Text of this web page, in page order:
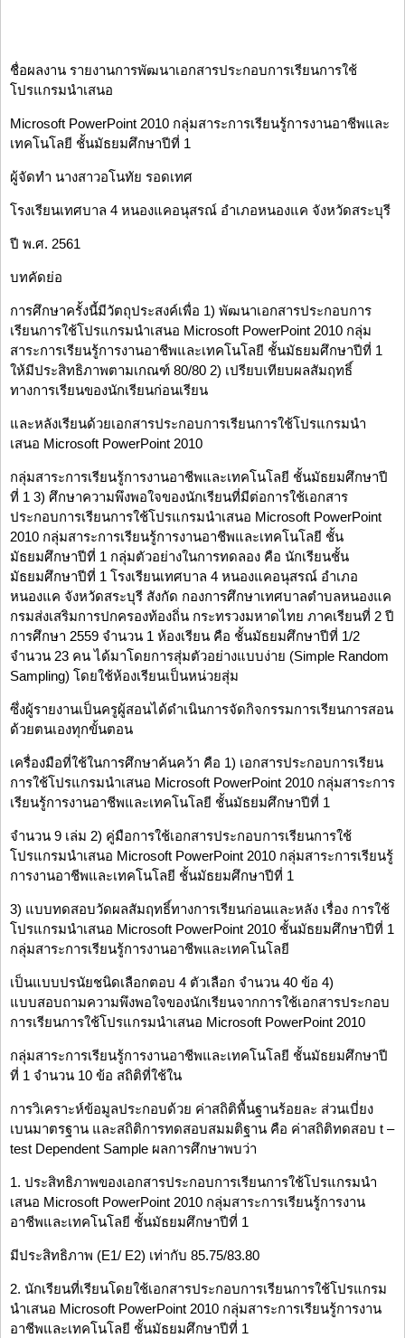
ชื่อผลงาน รายงานการพัฒนาเอกสารประกอบการเรียนการใช้
โปรแกรมนำเสนอ
Microsoft PowerPoint 2010 กลุ่มสาระการเรียนรู้การงานอาชีพและ
เทคโนโลยี ชั้นมัธยมศึกษาปีที่ 1
ผู้จัดทำ นางสาวอโนทัย รอดเทศ
โรงเรียนเทศบาล 4 หนองแคอนุสรณ์ อำเภอหนองแค จังหวัดสระบุรี
ปี พ.ศ. 2561
บทคัดย่อ
การศึกษาครั้งนี้มีวัตถุประสงค์เพื่อ 1) พัฒนาเอกสารประกอบการ
เรียนการใช้โปรแกรมนำเสนอ Microsoft PowerPoint 2010 กลุ่ม
สาระการเรียนรู้การงานอาชีพและเทคโนโลยี ชั้นมัธยมศึกษาปีที่ 1
ให้มีประสิทธิภาพตามเกณฑ์ 80/80 2) เปรียบเทียบผลสัมฤทธิ์
ทางการเรียนของนักเรียนก่อนเรียน
และหลังเรียนด้วยเอกสารประกอบการเรียนการใช้โปรแกรมนำ
เสนอ Microsoft PowerPoint 2010
กลุ่มสาระการเรียนรู้การงานอาชีพและเทคโนโลยี ชั้นมัธยมศึกษาปี
ที่ 1 3) ศึกษาความพึงพอใจของนักเรียนที่มีต่อการใช้เอกสาร
ประกอบการเรียนการใช้โปรแกรมนำเสนอ Microsoft PowerPoint
2010 กลุ่มสาระการเรียนรู้การงานอาชีพและเทคโนโลยี ชั้น
มัธยมศึกษาปีที่ 1 กลุ่มตัวอย่างในการทดลอง คือ นักเรียนชั้น
มัธยมศึกษาปีที่ 1 โรงเรียนเทศบาล 4 หนองแคอนุสรณ์ อำเภอ
หนองแค จังหวัดสระบุรี สังกัด กองการศึกษาเทศบาลตำบลหนองแค
กรมส่งเสริมการปกครองท้องถิ่น กระทรวงมหาดไทย ภาคเรียนที่ 2 ปี
การศึกษา 2559 จำนวน 1 ห้องเรียน คือ ชั้นมัธยมศึกษาปีที่ 1/2
จำนวน 23 คน ได้มาโดยการสุ่มตัวอย่างแบบง่าย (Simple Random
Sampling) โดยใช้ห้องเรียนเป็นหน่วยสุ่ม
ซึ่งผู้รายงานเป็นครูผู้สอนได้ดำเนินการจัดกิจกรรมการเรียนการสอน
ด้วยตนเองทุกขั้นตอน
เครื่องมือที่ใช้ในการศึกษาค้นคว้า คือ 1) เอกสารประกอบการเรียน
การใช้โปรแกรมนำเสนอ Microsoft PowerPoint 2010 กลุ่มสาระการ
เรียนรู้การงานอาชีพและเทคโนโลยี ชั้นมัธยมศึกษาปีที่ 1
จำนวน 9 เล่ม 2) คู่มือการใช้เอกสารประกอบการเรียนการใช้
โปรแกรมนำเสนอ Microsoft PowerPoint 2010 กลุ่มสาระการเรียนรู้
การงานอาชีพและเทคโนโลยี ชั้นมัธยมศึกษาปีที่ 1
3) แบบทดสอบวัดผลสัมฤทธิ์ทางการเรียนก่อนและหลัง เรื่อง การใช้
โปรแกรมนำเสนอ Microsoft PowerPoint 2010 ชั้นมัธยมศึกษาปีที่ 1
กลุ่มสาระการเรียนรู้การงานอาชีพและเทคโนโลยี
เป็นแบบปรนัยชนิดเลือกตอบ 4 ตัวเลือก จำนวน 40 ข้อ 4)
แบบสอบถามความพึงพอใจของนักเรียนจากการใช้เอกสารประกอบ
การเรียนการใช้โปรแกรมนำเสนอ Microsoft PowerPoint 2010
กลุ่มสาระการเรียนรู้การงานอาชีพและเทคโนโลยี ชั้นมัธยมศึกษาปี
ที่ 1 จำนวน 10 ข้อ สถิติที่ใช้ใน
การวิเคราะห์ข้อมูลประกอบด้วย ค่าสถิติพื้นฐานร้อยละ ส่วนเบี่ยง
เบนมาตรฐาน และสถิติการทดสอบสมมติฐาน คือ ค่าสถิติทดสอบ t –
test Dependent Sample ผลการศึกษาพบว่า
1. ประสิทธิภาพของเอกสารประกอบการเรียนการใช้โปรแกรมนำ
เสนอ Microsoft PowerPoint 2010 กลุ่มสาระการเรียนรู้การงาน
อาชีพและเทคโนโลยี ชั้นมัธยมศึกษาปีที่ 1
มีประสิทธิภาพ (E1/ E2) เท่ากับ 85.75/83.80
2. นักเรียนที่เรียนโดยใช้เอกสารประกอบการเรียนการใช้โปรแกรม
นำเสนอ Microsoft PowerPoint 2010 กลุ่มสาระการเรียนรู้การงาน
อาชีพและเทคโนโลยี ชั้นมัธยมศึกษาปีที่ 1